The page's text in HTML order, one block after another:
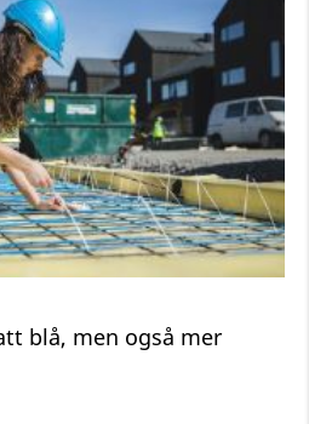
blå, men også mer